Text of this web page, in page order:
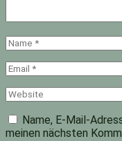
Name
Email
Website
Name, E-Mail-
meinen nächsten